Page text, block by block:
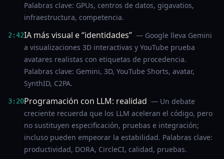
Palabras clave: GPUs, centros de datos, gigavatios,
infraestructura, competencia.
2:42IA más visual e “identidades” — Google lleva Gemini
a visualizaciones 3D interactivas y YouTube prueba
avatares realistas con etiquetas de procedencia.
Palabras clave: Gemini, 3D, YouTube Shorts, avatar,
SynthID, C2PA.
3:20Programación con LLM: realidad — Un debate
creciente recuerda que los LLM aceleran el código, pero
no sustituyen especificación, pruebas e integración;
incluso pueden empeorar la estabilidad. Palabras clave:
productividad, DORA, CircleCI, calidad, pruebas.